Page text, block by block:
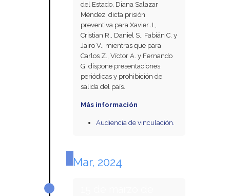
del Estado, Diana Salazar
Méndez, dicta prisión
preventiva para Xavier J.,
Cristian R., Daniel S., Fabián C. y
Jairo V., mientras que para
Carlos Z., Víctor A. y Fernando
G. dispone presentaciones
periódicas y prohibición de
salida del país.
Más información
Audiencia de vinculación.
Mar, 2024